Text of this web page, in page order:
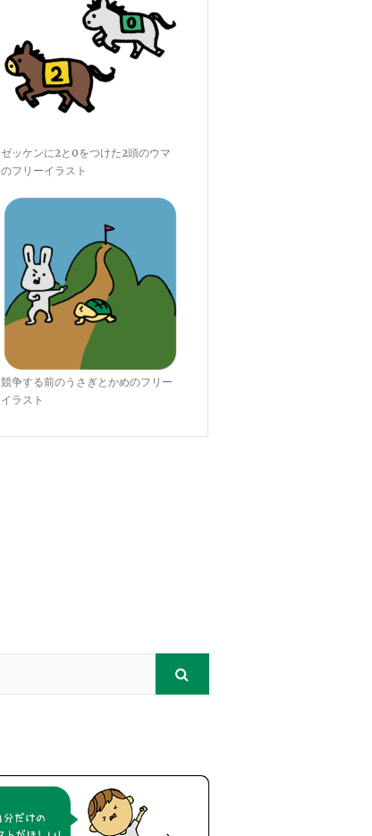
ゼッケンに2と0をつけた2頭のウマ
のフリーイラスト
競争する前のうさぎとかめのフリー
イラスト